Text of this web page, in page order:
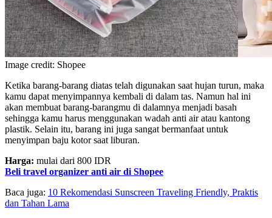
Image credit: Shopee
Ketika barang-barang diatas telah digunakan saat hujan turun, maka
kamu dapat menyimpannya kembali di dalam tas. Namun hal ini
akan membuat barang-barangmu di dalamnya menjadi basah
sehingga kamu harus menggunakan wadah anti air atau kantong
plastik. Selain itu, barang ini juga sangat bermanfaat untuk
menyimpan baju kotor saat liburan.
Harga: mulai dari 800 IDR
Beli travel organizer anti air di Shopee
Baca juga: 10 Rekomendasi Sunscreen Traveling Friendly, Praktis
dan Tahan Lama